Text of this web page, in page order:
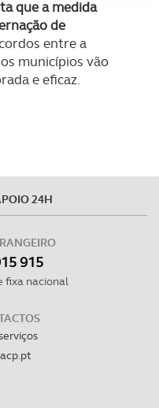
relativa à sua
e de análise, com
e em países terceiros.
internacionais de
na sua
site.
que a medida
de
entre a
municípios vão
e eficaz.
24H
915
fixa nacional